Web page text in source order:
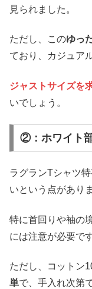
見られました。
ただし、このゆっ
ており、カジュア
ジャストサイズを
いでしょう。
②：ホワイト
ラグランTシャツ
いという点があり
特に首回りや袖の
には注意が必要です
ただし、コットン
単で、手入れ次第